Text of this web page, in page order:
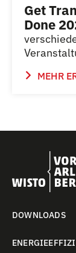
Get
Done
MEHR
DOWNLOADS